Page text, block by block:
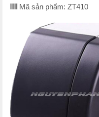
Mã sản phẩm: ZT410